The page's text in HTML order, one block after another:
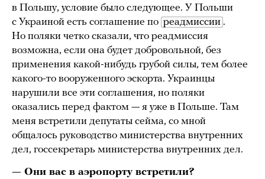
в Польшу, условие было следующее. У Польши
с Украиной есть соглашение по реадмиссии .
Но поляки четко сказали, что реадмиссия
возможна, если она будет добровольной, без
применения какой-нибудь грубой силы, тем более
какого-то вооруженного эскорта. Украинцы
нарушили все эти соглашения, но поляки
оказались перед фактом — я уже в Польше. Там
меня встретили депутаты сейма, со мной
общалось руководство министерства внутренних
дел, госсекретарь министерства внутренних дел.
— Они вас в аэропорту встретили?